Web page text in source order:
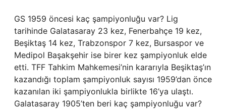
GS 1959 öncesi kaç şampiyonluğu var? Lig
tarihinde Galatasaray 23 kez, Fenerbahçe 19 kez,
Beşiktaş 14 kez, Trabzonspor 7 kez, Bursaspor ve
Medipol Başakşehir ise birer kez şampiyonluk elde
etti. TFF Tahkim Mahkemesi’nin kararıyla Beşiktaş’ın
kazandığı toplam şampiyonluk sayısı 1959’dan önce
kazanılan iki şampiyonlukla birlikte 16’ya ulaştı.
Galatasaray 1905’ten beri kaç şampiyonluğu var?